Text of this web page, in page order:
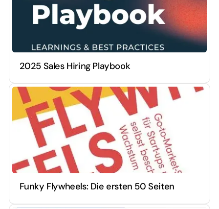
2025 Sales Hiring Playbook
Funky Flywheels: Die ersten 50 Seiten